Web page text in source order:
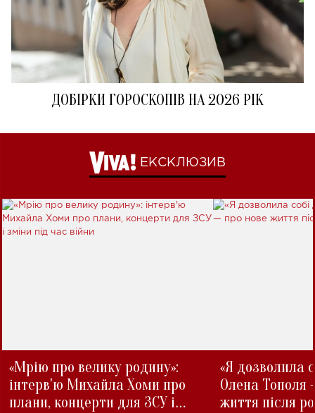
ДОБІРКИ ГОРОСКОПІВ НА 2026 РІК
ЕКСКЛЮЗИВ
«Мрію про велику родину»:
інтерв'ю Михайла Хоми про
плани, концерти для ЗСУ і
«Я дозволила
Олена Тополя
життя після